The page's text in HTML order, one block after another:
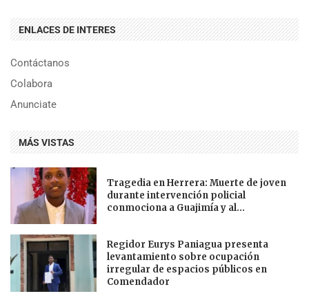
ENLACES DE INTERES
Contáctanos
Colabora
Anunciate
MÁS VISTAS
Tragedia en Herrera: Muerte de joven
durante intervención policial
conmociona a Guajimía y al...
Regidor Eurys Paniagua presenta
levantamiento sobre ocupación
irregular de espacios públicos en
Comendador